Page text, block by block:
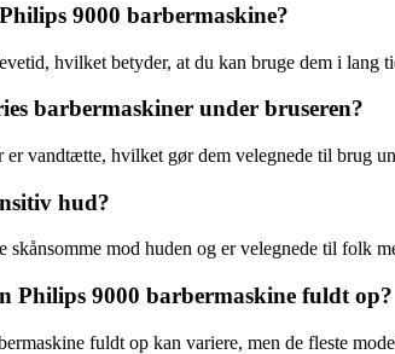
9000 barbermaskine?
hvilket betyder, at du kan bruge dem i lang
barbermaskiner under bruseren?
er vandtætte, hvilket gør dem velegnede til brug
hud?
skånsomme mod huden og er velegnede til folk
Philips 9000 barbermaskine fuldt op?
fuldt op kan variere, men de fleste